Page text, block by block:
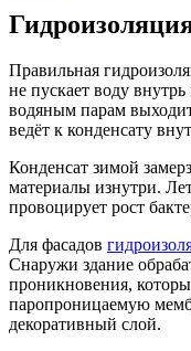
Правильная
не пускает воду
водяным парам
ведёт к конденсату
Конденсат зимой
материалы изнутри.
провоцирует рост
Для фасадов
Снаружи здание
проникновения,
паропроницаемую
декоративный слой.